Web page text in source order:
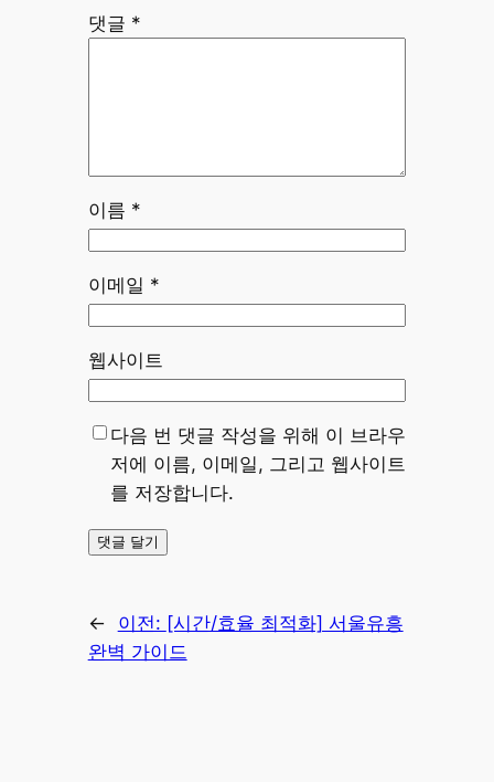
댓글 *
이름 *
이메일 *
웹사이트
다음 번 댓글 작성을 위해 이 브라우
저에 이름, 이메일, 그리고 웹사이트
를 저장합니다.
← 이전: [시간/효율 최적화] 서울유흥
완벽 가이드